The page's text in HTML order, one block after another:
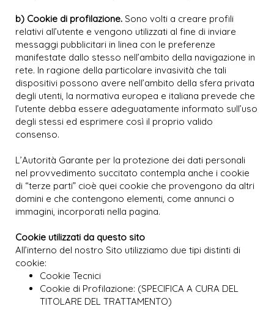
b) Cookie di profilazione. Sono volti a creare profili
relativi all’utente e vengono utilizzati al fine di inviare
messaggi pubblicitari in linea con le preferenze
manifestate dallo stesso nell’ambito della navigazione in
rete. In ragione della particolare invasività che tali
dispositivi possono avere nell’ambito della sfera privata
degli utenti, la normativa europea e italiana prevede che
l’utente debba essere adeguatamente informato sull’uso
degli stessi ed esprimere così il proprio valido
consenso.
L’Autorità Garante per la protezione dei dati personali
nel provvedimento succitato contempla anche i cookie
di “terze parti” cioè quei cookie che provengono da altri
domini e che contengono elementi, come annunci o
immagini, incorporati nella pagina.
Cookie utilizzati da questo sito
All’interno del nostro Sito utilizziamo due tipi distinti di
cookie:
Cookie Tecnici
Cookie di Profilazione: (SPECIFICA A CURA DEL
TITOLARE DEL TRATTAMENTO)